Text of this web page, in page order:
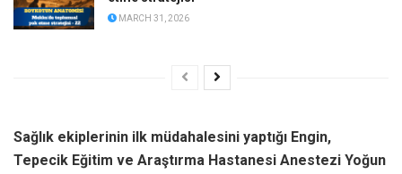
MARCH 31, 2026
Sağlık ekiplerinin ilk müdahalesini yaptığı Engin,
Tepecik Eğitim ve Araştırma Hastanesi Anestezi Yoğun